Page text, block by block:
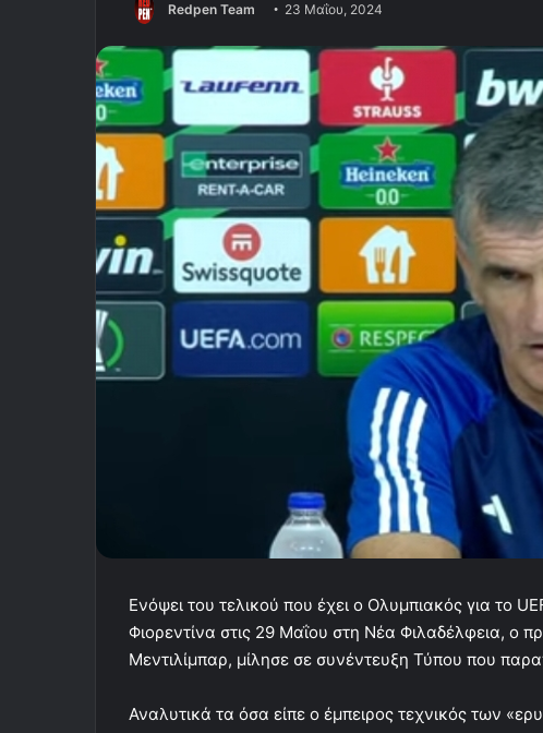
Redpen Team 23 Μαΐου, 2024
Ενόψει του τελικού που έχει ο Ολυμπιακός για το
Φιορεντίνα στις 29 Μαΐου στη Νέα Φιλαδέλφεια, ο
Μεντιλίμπαρ, μίλησε σε συνέντευξη Τύπου που
Αναλυτικά τα όσα είπε ο έμπειρος τεχνικός των